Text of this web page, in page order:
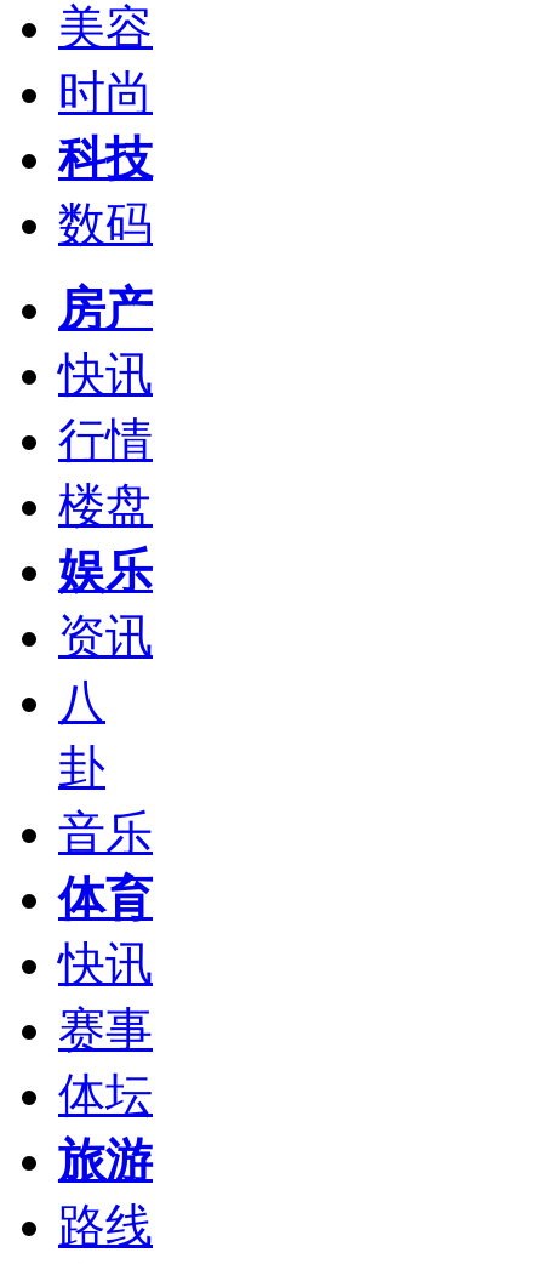
美容
时尚
科技
数码
房产
快讯
行情
楼盘
娱乐
资讯
八
卦
音乐
体育
快讯
赛事
体坛
旅游
路线